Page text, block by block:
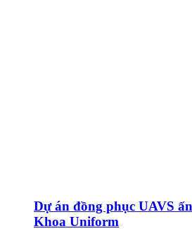
Dự án đồng phục UAVS
Khoa Uniform